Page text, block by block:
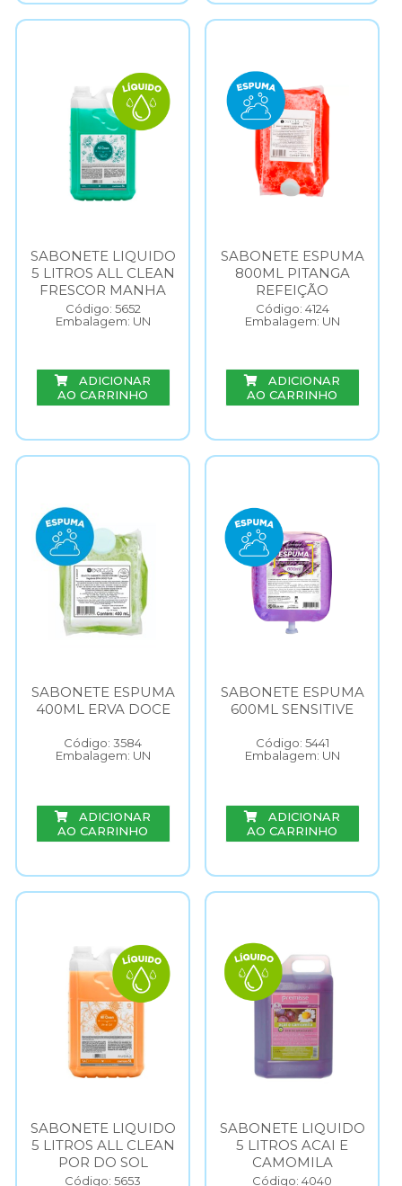
SABONETE LIQUIDO
5 LITROS ALL CLEAN
FRESCOR MANHA
Código: 5652
Embalagem: UN
ADICIONAR
AO CARRINHO
SABONETE ESPUMA
800ML PITANGA
REFEIÇÃO
Código: 4124
Embalagem: UN
ADICIONAR
AO CARRINHO
SABONETE ESPUMA
400ML ERVA DOCE
Código: 3584
Embalagem: UN
ADICIONAR
AO CARRINHO
SABONETE ESPUMA
600ML SENSITIVE
Código: 5441
Embalagem: UN
ADICIONAR
AO CARRINHO
SABONETE LIQUIDO
5 LITROS ALL CLEAN
POR DO SOL
Código: 5653
SABONETE LIQUIDO
5 LITROS ACAI E
CAMOMILA
Código: 4040